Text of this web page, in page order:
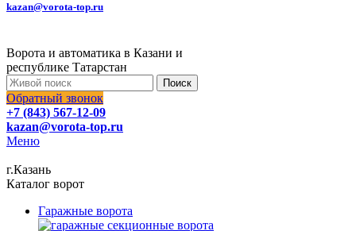
kazan@vorota-top.ru
Ворота и автоматика в Казани и
республике Татарстан
Поиск
Обратный звонок
+7 (843) 567-12-09
kazan@vorota-top.ru
Меню
г.Казань
Каталог ворот
Гаражные ворота